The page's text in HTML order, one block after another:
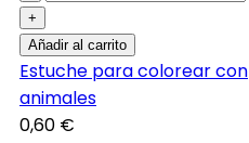
+
Añadir al carrito
Estuche para colorear con
animales
0,60 €